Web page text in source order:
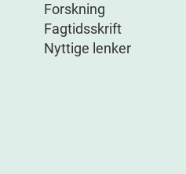
Forskning
Fagtidsskrift
Nyttige lenker